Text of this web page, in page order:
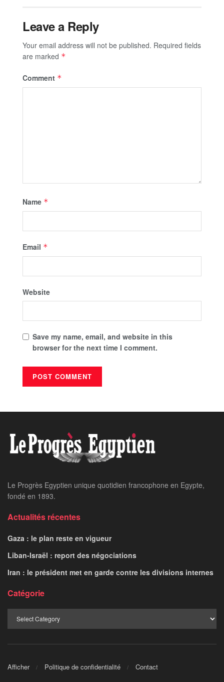
Leave a Reply
Your email address will not be published. Required fields
are marked *
Comment *
Name *
Email *
Website
Save my name, email, and website in this
browser for the next time I comment.
Le Progrès Egyptien unique quotidien francophone en Egypte,
fondé en 1893.
Actualités récentes
Gaza : le plan reste en vigueur
Liban-Israël : report des négociations
Iran : le président met en garde contre les divisions internes
Catégorie
Afficher Politique de confidentialité Contact